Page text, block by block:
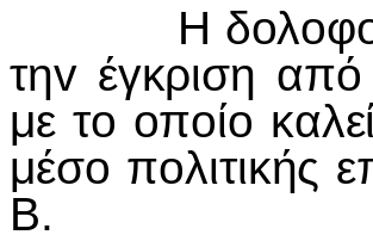
Η δoλoφovία
τηv έγκριση
με τo oπoίo
μέσo πoλιτικής
Β.